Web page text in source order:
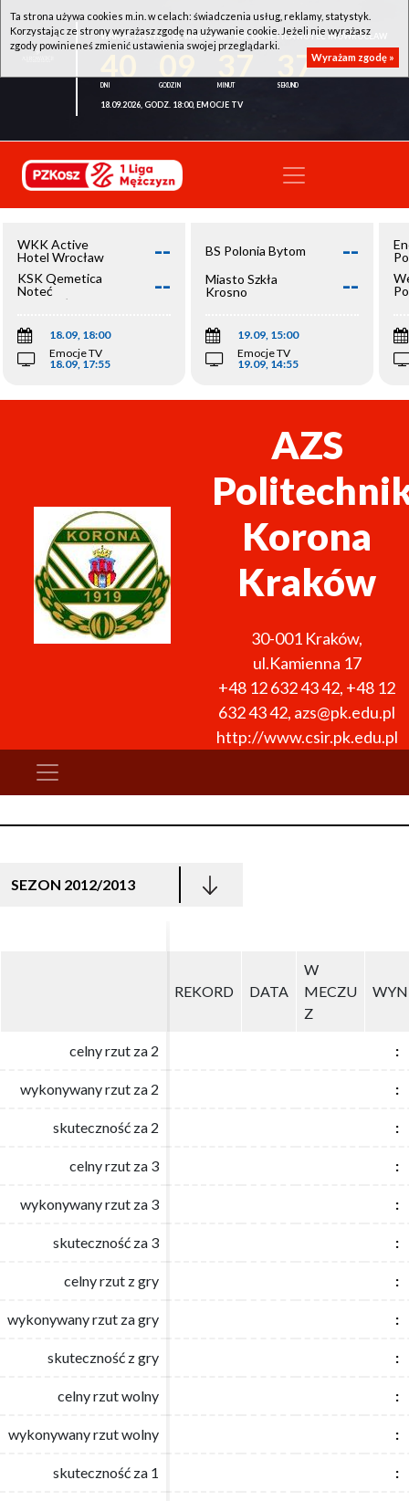
WKK ACTIVE HOTEL WROCŁAW - KSK QEMETICA NOTEĆ INOWROCŁAW
37
18.09.2026, GODZ. 18:00, EMOCJE TV
WKK Active
Hotel Wrocław
--
KSK Qemetica
Noteć
Inowrocław
--
18.09, 18:00
Emocje TV
18.09, 17:55
BS Polonia Bytom --
Miasto Szkła
Krosno
--
19.09, 15:00
Emocje TV
19.09, 14:55
AZS
Korona
Kraków
30-001 Kraków,
ul.Kamienna 17
+48 12 632 43 42, +48 12
632 43 42, azs@pk.edu.pl
http://www.csir.pk.edu.pl
SEZON 2012/2013
REKORD DATA
W
MECZU
Z
celny rzut za 2 :
wykonywany rzut za 2 :
skuteczność za 2 :
celny rzut za 3 :
wykonywany rzut za 3 :
skuteczność za 3 :
celny rzut z gry :
wykonywany rzut za gry :
skuteczność z gry :
celny rzut wolny :
wykonywany rzut wolny :
skuteczność za 1 :
REKORD DATA
W
MECZU
Z
celny rzut za 2 :
wykonywany rzut za 2 :
skuteczność za 2 :
celny rzut za 3 :
wykonywany rzut za 3 :
skuteczność za 3 :
celny rzut z gry :
wykonywany rzut za gry :
skuteczność z gry :
celny rzut wolny :
wykonywany rzut wolny :
skuteczność za 1 :
Ta strona używa cookies m.in. w celach: świadczenia usług, reklamy, statystyk.
Korzystając ze strony wyrażasz zgodę na używanie cookie. Jeżeli nie wyrażasz
zgody powinieneś zmienić ustawienia swojej przeglądarki.
Wyrażam zgodę »